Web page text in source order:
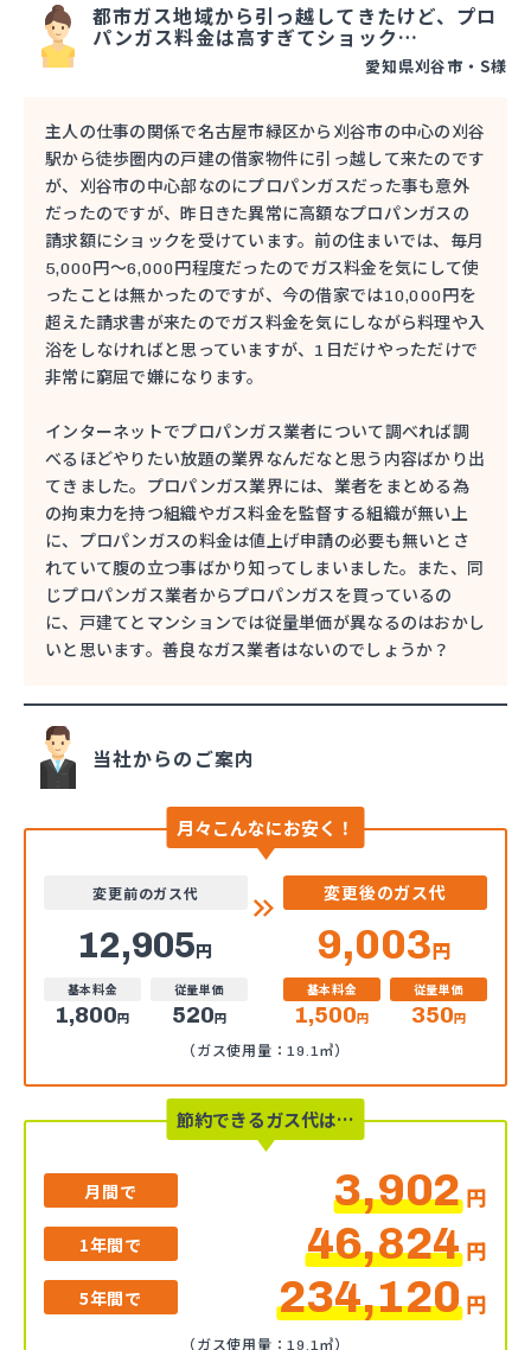
都市ガス地域から引っ越してきたけど、プロ
パンガス料金は高すぎてショック…
愛知県刈谷市・S様
主人の仕事の関係で名古屋市緑区から刈谷市の中心の刈谷
駅から徒歩圏内の戸建の借家物件に引っ越して来たのです
が、刈谷市の中心部なのにプロパンガスだった事も意外
だったのですが、昨日きた異常に高額なプロパンガスの
請求額にショックを受けています。前の住まいでは、毎月
5,000円〜6,000円程度だったのでガス料金を気にして使
ったことは無かったのですが、今の借家では10,000円を
超えた請求書が来たのでガス料金を気にしながら料理や入
浴をしなければと思っていますが、1日だけやっただけで
非常に窮屈で嫌になります。
インターネットでプロパンガス業者について調べれば調
べるほどやりたい放題の業界なんだなと思う内容ばかり出
てきました。プロパンガス業界には、業者をまとめる為
の拘束力を持つ組織やガス料金を監督する組織が無い上
に、プロパンガスの料金は値上げ申請の必要も無いとさ
れていて腹の立つ事ばかり知ってしまいました。また、同
じプロパンガス業者からプロパンガスを買っているの
に、戸建てとマンションでは従量単価が異なるのはおかし
いと思います。善良なガス業者はないのでしょうか？
当社からのご案内
月々こんなにお安く！
変更前のガス代
12,905円
変更後のガス代
9,003円
基本料金
1,800円
従量単価
520円
基本料金
1,500円
従量単価
350円
（ガス使用量：19.1㎥）
節約できるガス代は…
月間で 3,902円
1年間で 46,824円
5年間で 234,120円
（ガス使用量：19.1㎥）